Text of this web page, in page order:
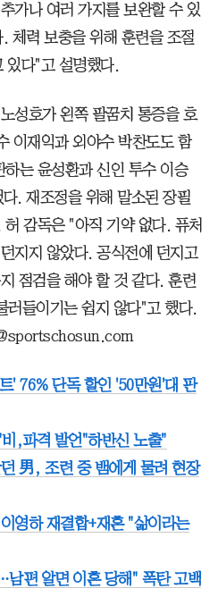
가나 여러 가지를 보완할 수 있
체력 보충을 위해 훈련을 조절
있다"고 설명했다.
성호가 왼쪽 팔꿈치 통증을 호
이재익과 외야수 박찬도도 함
는 윤성환과 신인 투수 이승
. 재조정을 위해 말소된 장필
감독은 "아직 기약 없다. 퓨처
지지 않았다. 공식전에 던지고
점검을 해야 할 것 같다. 훈련
러들이기는 쉽지 않다"고 했다.
' 76% 단독 할인 '50만원'대 판
,파격 발언"하반신 노출"
男, 조련 중 뱀에게 물려 현장
영하 재결합+재혼 "삶이라는
편 알면 이혼 당해" 폭탄 고백